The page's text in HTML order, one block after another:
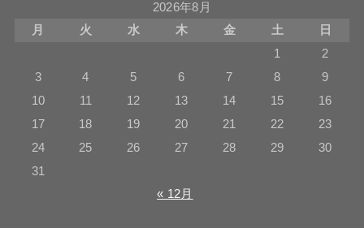
2026年8月
月
火 水 木 金 土
日
1
2
3
4 5 6 7 8
9
10
11 12 13 14 15
16
17
18 19 20 21 22
23
24
25 26 27 28 29
30
31
« 12月